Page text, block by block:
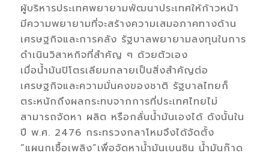
ผู้บริหารประเทศพยายามพัฒนาประเทศให้ก้าวหน้า
มีความพยายามที่จะสร้างความเสมอภาคทางด้าน
เศรษฐกิจและการคลัง รัฐบาลพยายามลงทุนในการ
ดำเนินวิสาหกิจที่สำคัญ ๆ ด้วยตัวเอง
เมื่อน้ำมันปิโตรเลียมกลายเป็นสิ่งสำคัญต่อ
เศรษฐกิจและความมั่นคงของชาติ รัฐบาลไทยก็
ตระหนักถึงผลกระทบจากการที่ประเทศไทยไม่
สามารถจัดหา ผลิต หรือกลั่นน้ำมันเองได้ ดังนั้นใน
ปี พ.ศ. 2476 กระทรวงกลาโหมจึงได้จัดตั้ง
“แผนกเชื้อเพลิง”เพื่อจัดหาน้ำมันเบนซิน น้ำมันก๊าด